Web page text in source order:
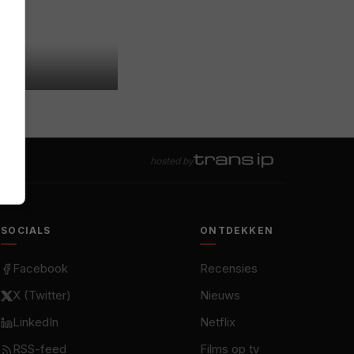
hosted by
SOCIALS
Facebook
X (Twitter)
LinkedIn
RSS-feed
ONTDEKKEN
Recensies
Nieuws
Netflix
Films op tv